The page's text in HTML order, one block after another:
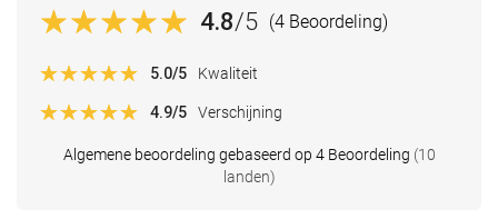
4.8/5 (4 Beoordeling)
Algemene beoordeling gebaseerd op 4 Beoordeling (10
landen)
5.0/5 Kwaliteit
4.9/5 Verschijning